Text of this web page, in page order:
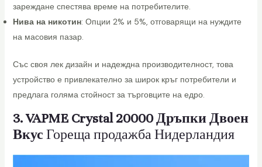
0
f
f
зареждане спестява време на потребителите.
Нива на никотин: Опции 2% и 5%, отговарящи на нуждите
на масовия пазар.
Със своя лек дизайн и надеждна производителност, това
устройство е привлекателно за широк кръг потребители и
предлага голяма стойност за търговците на едро.
3. VAPME Crystal 20000 Дръпки Двоен
Вкус Гореща продажба Нидерландия